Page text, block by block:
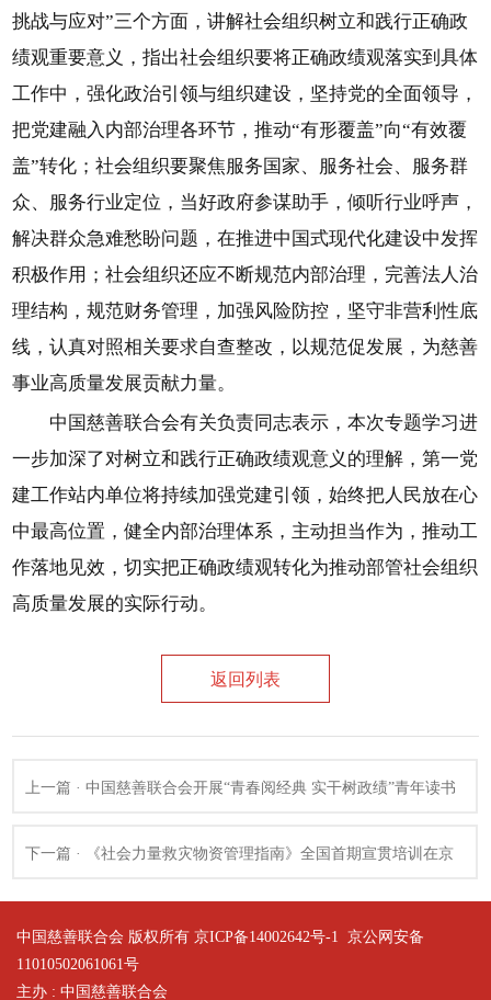
挑战与应对”三个方面，讲解社会组织树立和践行正确政
绩观重要意义，指出社会组织要将正确政绩观落实到具体
工作中，强化政治引领与组织建设，坚持党的全面领导，
把党建融入内部治理各环节，推动“有形覆盖”向“有效覆
盖”转化；社会组织要聚焦服务国家、服务社会、服务群
众、服务行业定位，当好政府参谋助手，倾听行业呼声，
解决群众急难愁盼问题，在推进中国式现代化建设中发挥
积极作用；社会组织还应不断规范内部治理，完善法人治
理结构，规范财务管理，加强风险防控，坚守非营利性底
线，认真对照相关要求自查整改，以规范促发展，为慈善
事业高质量发展贡献力量。
中国慈善联合会有关负责同志表示，本次专题学习进
一步加深了对树立和践行正确政绩观意义的理解，第一党
建工作站内单位将持续加强党建引领，始终把人民放在心
中最高位置，健全内部治理体系，主动担当作为，推动工
作落地见效，切实把正确政绩观转化为推动部管社会组织
高质量发展的实际行动。
返回列表
上一篇 · 中国慈善联合会开展“青春阅经典 实干树政绩”青年读书
班主题活动
下一篇 · 《社会力量救灾物资管理指南》全国首期宣贯培训在京
中国慈善联合会 版权所有 京ICP备14002642号-1 京公网安备
11010502061061号
主办 : 中国慈善联合会